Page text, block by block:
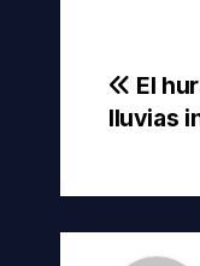
El
lluvias